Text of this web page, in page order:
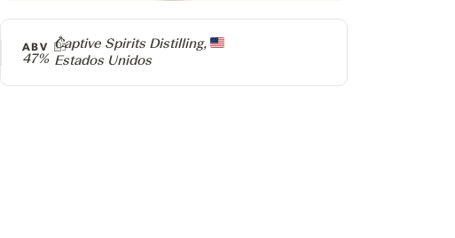
Producer
Captive Spirits Distilling,
Estados Unidos
ABV
47%